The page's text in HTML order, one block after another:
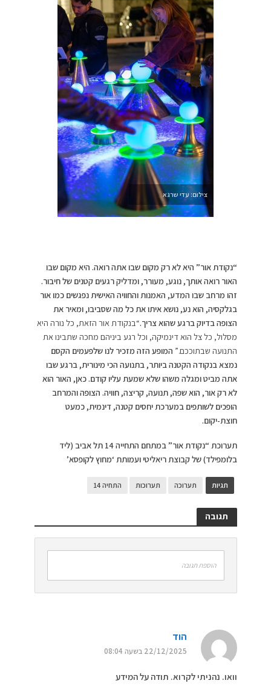
צילום: עדי שרגא
“נקודת אור” היא לא רק מקום שבו אתה רואה. היא מקום שבו
האור רואה אותך, נוגע, מעורר, ומדליק רגעים קטנים של חיבור.
זהו מרחב שבו המדע, האמנות והחוויה האישית נפגשים כמו אור
בגלקסיה, הוא נע, נושא איתו את כל מה שסביבו, ומאיר את
הצופה בדיוק ברגע שהוא צריך.“בנקודת אור הזאת, כל נורה היא
מסלול, כל צל הוא דינמיקה, וכל רגע ביניהם מחכה שתבינו את
התנועה שבתוככם.” המופע הזה מזכיר לנו שלפעמים הקסם
נמצא בנקודה הקטנה ביותר, בתנועה הכי מינורית, ברגע שבו
אתה מביט ומגלה משהו שלא שמעת עליו קודם. כאן, האור הוא
לא רק אור, הוא שפה, תנועה, קריצה, חוויה. הצופה והמרחב
הופכים לשותפים במערכת יחסים קטנה, דינמית, כמעט
חוצת-יקום.
תערוכת “נקודת אור” במתחם התחייה 14 תל אביב (ליד
בלומפילד) של קבוצת ריאליטי ועמותת ‘מחוץ לקופסא’
תגיות תערוכה תערוכות התחיה 14
תגובה
הוספת תגובה
הוד
22/12/2025 בשעה 08:04
וואו. נהניתי לקרוא. תודה על המידע